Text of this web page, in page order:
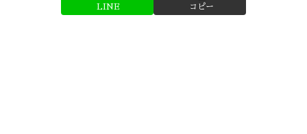
LINE コピー